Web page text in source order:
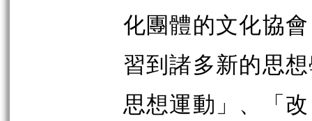
化團體的文化協
習到諸多新的思
思想運動」、「